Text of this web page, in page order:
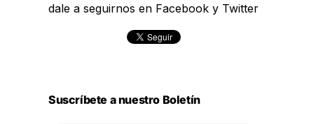
dale a seguirnos en Facebook y Twitter
Suscríbete a nuestro Boletín